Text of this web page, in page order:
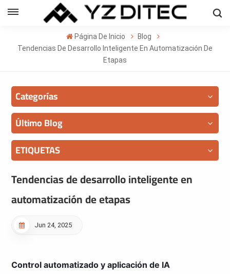
Página De Inicio
Blog
Tendencias De Desarrollo Inteligente En Automatización De
Etapas
Categorías
Último Blog
ETIQUETAS
Tendencias de desarrollo inteligente en
automatización de etapas
Jun 24, 2025
Control automatizado y aplicación de IA